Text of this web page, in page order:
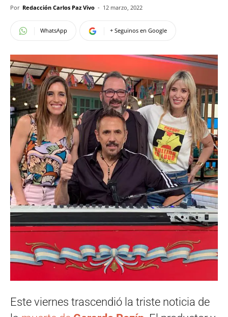
Por Redacción Carlos Paz Vivo - 12 marzo, 2022
WhatsApp + Seguinos en Google
Este viernes trascendió la triste noticia de